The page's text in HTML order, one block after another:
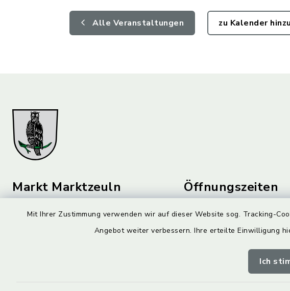
Mit Ihrer Zustimmung verwenden wir auf dieser Website sog. Tracking-
Angebot weiter verbessern. Ihre erteilte Einwilligung
Ich
Alle Veranstaltungen zu Kalender
Markt Marktzeuln
Am Flecken 29
Öffnungszeiten
Montag bis Freitag:
08:00-12:00 Uhr
Donnerstag zusätzlich:
14:00-18:00 Uhr